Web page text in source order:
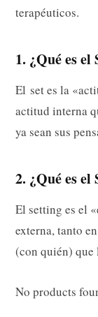
terapéuticos.
1. ¿Qué es el
El set es la
actitud interna
ya sean sus
2. ¿Qué es el
El setting es el
externa, tanto
(con quién) que
No products